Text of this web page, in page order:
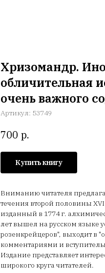
Хризомандр.
обличительная
очень важного
Артикул: 53749
700 р.
Купить книгу
Вниманию читателя
течения второй половины
изданный в 1774 г.
лет вышел на русском языке
розенкрейцеров", выходит в
комментариями и
Издание представляет
широкого круга читателей.